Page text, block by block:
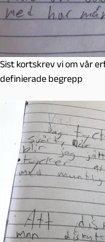
Sist kortskrev vi om vår
definierade begrepp